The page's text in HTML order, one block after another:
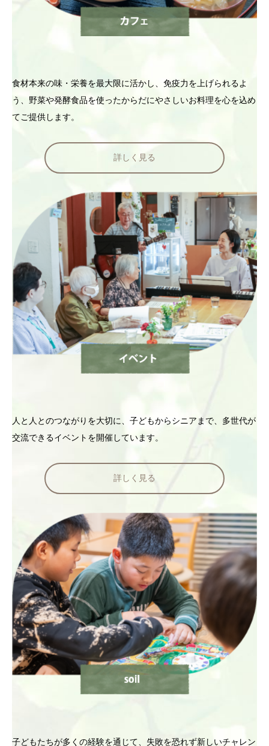
食材本来の味・栄養を最大限に活かし、免疫力を上げられるよ
う、野菜や発酵食品を使ったからだにやさしいお料理を心を込め
てご提供します。
詳しく見る
人と人とのつながりを大切に、子どもからシニアまで、多世代が
交流できるイベントを開催しています。
詳しく見る
子どもたちが多くの経験を通じて、失敗を恐れず新しいチャレン